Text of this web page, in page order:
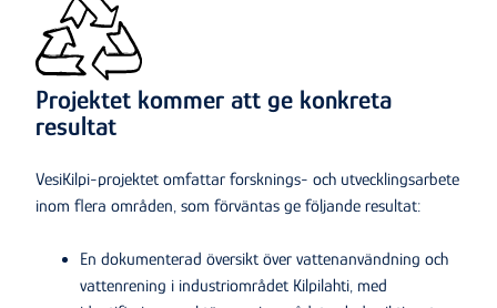
Projektet kommer att ge konkreta
resultat
VesiKilpi-projektet omfattar forsknings- och utvecklingsarbete
inom flera områden, som förväntas ge följande resultat:
En dokumenterad översikt över vattenanvändning och
vattenrening i industriområdet Kilpilahti, med